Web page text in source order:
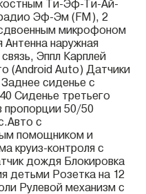
Ти-Эф-Ти-Ай-
Эф-Эм (FM), 2
микрофоном
наружная
Эппл Карплей
(Android Auto) Датчики
Заднее сиденье с
Сиденье третьего
пропорции 50/50
с
помощником и
круиз-контроля с
дождя Блокировка
детьми Розетка на 12
Рулевой механизм с